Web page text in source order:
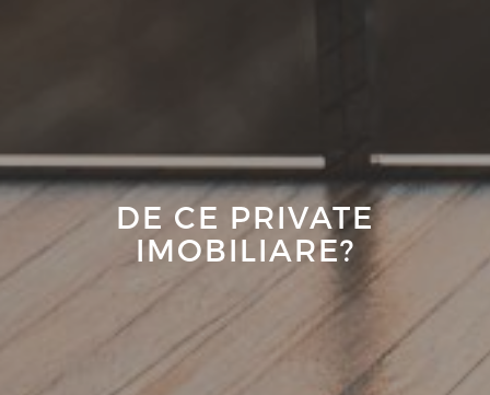
DE CE PRIVATE
IMOBILIARE?